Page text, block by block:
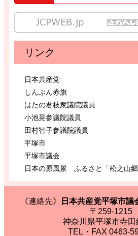
リンク
日本共産党
しんぶん赤旗
はたの君枝衆議院議員
小池晃参議院議員
田村智子参議院議員
平塚市
平塚市議会
日本の原風景 ふるさと「松之山郷
《連絡先》
日本共産党平塚市
〒259-1215
神奈川県平塚市寺田
TEL・FAX 0463-